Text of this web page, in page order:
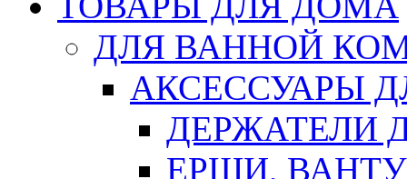
ДЛЯ ВАННОЙ
АКСЕССУАРЫ
ДЕРЖАТЕЛИ
ЕРШИ,